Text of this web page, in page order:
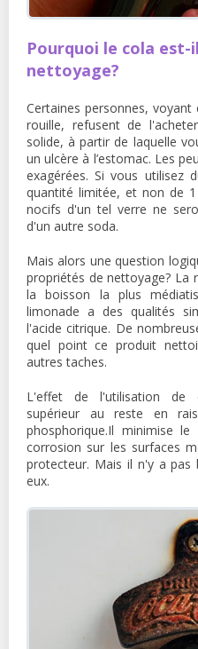
Pourquoi le cola
nettoyage?
Certaines personnes,
rouille, refusent de
solide, à partir de laquelle
un ulcère à l’estomac. Les
exagérées. Si vous utilisez
quantité limitée, et non de
nocifs d'un tel verre ne
d'un autre soda.
Mais alors une question
propriétés de nettoyage? La
la boisson la plus
limonade a des qualités
l'acide citrique. De
quel point ce produit
autres taches.
L'effet de l'utilisation de
supérieur au reste en
phosphorique.Il minimise
corrosion sur les surfaces
protecteur. Mais il n'y a pas
eux.